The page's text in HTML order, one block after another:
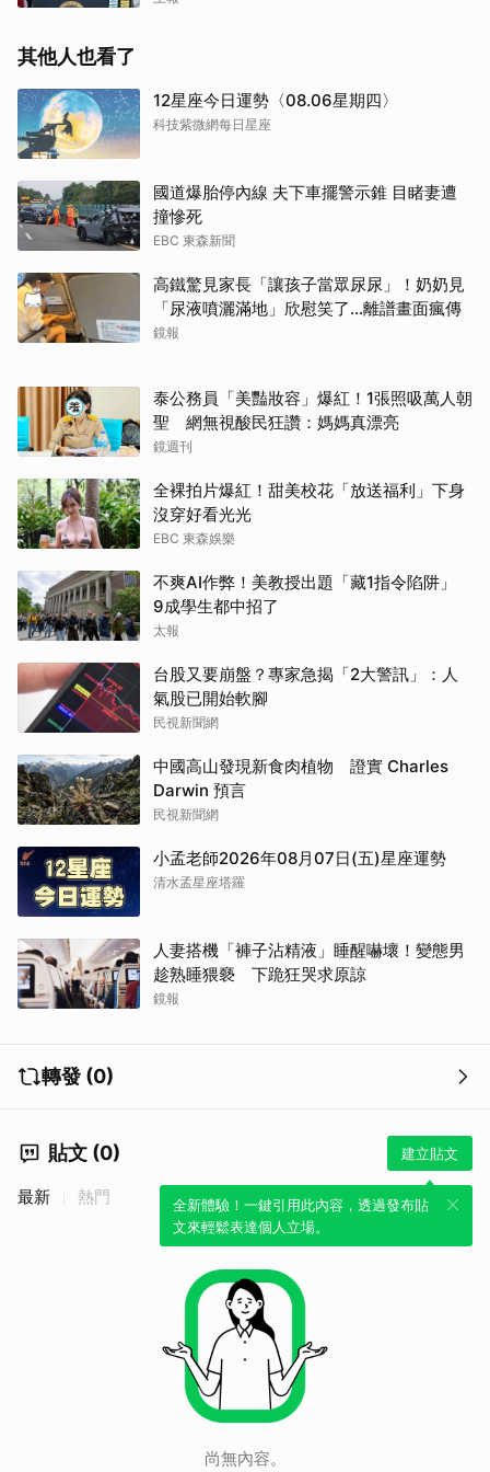
其他人也看了
12星座今日運勢〈08.06星期四〉
科技紫微網每日星座
國道爆胎停內線 夫下車擺警示錐 目睹妻遭
撞慘死
EBC 東森新聞
高鐵驚見家長「讓孩子當眾尿尿」！奶奶見
「尿液噴灑滿地」欣慰笑了…離譜畫面瘋傳
鏡報
泰公務員「美豔妝容」爆紅！1張照吸萬人朝
聖 網無視酸民狂讚：媽媽真漂亮
鏡週刊
全裸拍片爆紅！甜美校花「放送福利」下身
沒穿好看光光
EBC 東森娛樂
不爽AI作弊！美教授出題「藏1指令陷阱」
9成學生都中招了
太報
台股又要崩盤？專家急揭「2大警訊」：人
氣股已開始軟腳
民視新聞網
中國高山發現新食肉植物 證實 Charles
Darwin 預言
民視新聞網
小孟老師2026年08月07日(五)星座運勢
清水孟星座塔羅
人妻搭機「褲子沾精液」睡醒嚇壞！變態男
趁熟睡猥褻 下跪狂哭求原諒
鏡報
轉發 (0)
貼文 (0) 建立貼文
全新體驗！一鍵引用此內容，透過發布貼
文來輕鬆表達個人立場。
最新 熱門
尚無內容。